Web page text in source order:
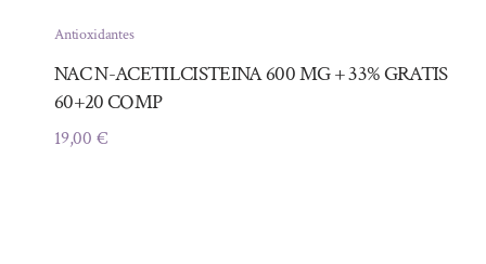
Antioxidantes
NAC N-ACETILCISTEINA 600 MG + 33% GRATIS
60+20 COMP
19,00 €